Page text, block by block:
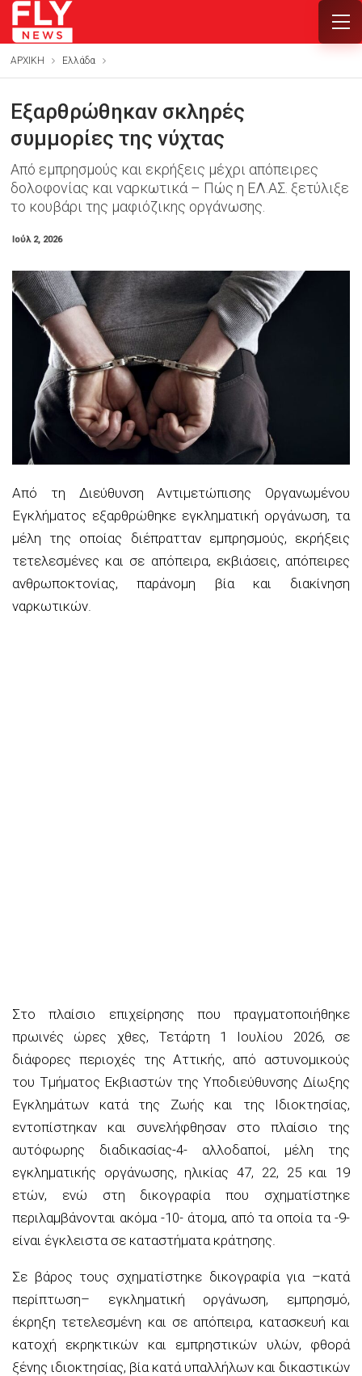
ΑΡΧΙΚΗ Ελλάδα
Εξαρθρώθηκαν σκληρές
συμμορίες της νύχτας
Από εμπρησμούς και εκρήξεις μέχρι απόπειρες
δολοφονίας και ναρκωτικά – Πώς η ΕΛ.ΑΣ. ξετύλιξε
το κουβάρι της μαφιόζικης οργάνωσης.
Ιούλ 2, 2026
Από τη Διεύθυνση Αντιμετώπισης Οργανωμένου
Εγκλήματος εξαρθρώθηκε εγκληματική οργάνωση, τα
μέλη της οποίας διέπρατταν εμπρησμούς, εκρήξεις
τετελεσμένες και σε απόπειρα, εκβιάσεις, απόπειρες
ανθρωποκτονίας, παράνομη βία και διακίνηση
ναρκωτικών.
Στο πλαίσιο επιχείρησης που πραγματοποιήθηκε
πρωινές ώρες χθες, Τετάρτη 1 Ιουλίου 2026, σε
διάφορες περιοχές της Αττικής, από αστυνομικούς
του Τμήματος Εκβιαστών της Υποδιεύθυνσης Δίωξης
Εγκλημάτων κατά της Ζωής και της Ιδιοκτησίας,
εντοπίστηκαν και συνελήφθησαν στο πλαίσιο της
αυτόφωρης διαδικασίας-4- αλλοδαποί, μέλη της
εγκληματικής οργάνωσης, ηλικίας 47, 22, 25και 19
ετών, ενώ στη δικογραφία που σχηματίστηκε
περιλαμβάνονται ακόμα -10- άτομα, από τα οποία τα -9-
είναι έγκλειστα σε καταστήματα κράτησης
Σε βάρος τους σχηματίστηκε δικογραφία για –κατά
περίπτωση– εγκληματική οργάνωση, εμπρησμό,
έκρηξη τετελεσμένη και σε απόπειρα, κατασκευή και
κατοχή εκρηκτικών και εμπρηστικών υλών, φθορά
ξένης ιδιοκτησίας, βία κατά υπαλλήλων και δικαστικών